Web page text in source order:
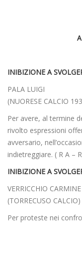
INIBIZIONE A
PALA LUIGI
(NUORESE CALCIO
Per avere, al termine
rivolto espressioni
avversario,
indietreggiare. ( R A –
INIBIZIONE A
VERRICCHIO CARMINE
(TORRECUSO CALCIO)
Per proteste nei